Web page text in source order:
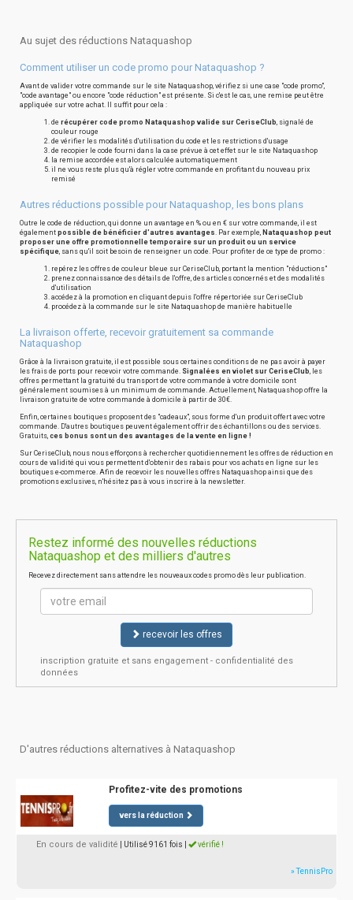
Au sujet des réductions Nataquashop
Comment utiliser un code promo pour Nataquashop ?
Avant de valider votre commande sur le site Nataquashop, vérifiez si une case "code promo",
"code avantage" ou encore "code réduction" est présente. Si c'est le cas, une remise peut être
appliquée sur votre achat. Il suffit pour cela :
de récupérer code promo Nataquashop valide sur CeriseClub, signalé de
couleur rouge
de vérifier les modalités d'utilisation du code et les restrictions d'usage
de recopier le code fourni dans la case prévue à cet effet sur le site Nataquashop
la remise accordée est alors calculée automatiquement
il ne vous reste plus qu'à régler votre commande en profitant du nouveau prix
remisé
Autres réductions possible pour Nataquashop, les bons plans
Outre le code de réduction, qui donne un avantage en % ou en € sur votre commande, il est
également possible de bénéficier d'autres avantages. Par exemple, Nataquashop peut
proposer une offre promotionnelle temporaire sur un produit ou un service
spécifique, sans qu'il soit besoin de renseigner un code. Pour profiter de ce type de promo :
repérez les offres de couleur bleue sur CeriseClub, portant la mention "réductions"
prenez connaissance des détails de l'offre, des articles concernés et des modalités
d'utilisation
accédez à la promotion en cliquant depuis l'offre répertoriée sur CeriseClub
procédez à la commande sur le site Nataquashop de manière habituelle
La livraison offerte, recevoir gratuitement sa commande
Nataquashop
Grâce à la livraison gratuite, il est possible sous certaines conditions de ne pas avoir à payer
les frais de ports pour recevoir votre commande. Signalées en violet sur CeriseClub, les
offres permettant la gratuité du transport de votre commande à votre domicile sont
généralement soumises à un minimum de commande. Actuellement, Nataquashop offre la
livraison gratuite de votre commande à domicile à partir de 30€.
Enfin, certaines boutiques proposent des "cadeaux", sous forme d'un produit offert avec votre
commande. D'autres boutiques peuvent également offrir des échantillons ou des services.
Gratuits, ces bonus sont un des avantages de la vente en ligne !
Sur CeriseClub, nous nous efforçons à rechercher quotidiennement les offres de réduction en
cours de validité qui vous permettent d'obtenir des rabais pour vos achats en ligne sur les
boutiques e-commerce. Afin de recevoir les nouvelles offres Nataquashop ainsi que des
promotions exclusives, n'hésitez pas à vous inscrire à la newsletter.
Restez informé des nouvelles réductions
Nataquashop et des milliers d'autres
Recevez directement sans attendre les nouveaux codes promo dès leur publication.
recevoir les offres
inscription gratuite et sans engagement - confidentialité des
données
D'autres réductions alternatives à Nataquashop
Profitez-vite des promotions
vers la réduction
En cours de validité | Utilisé 9161 fois vérifié !
» TennisPro